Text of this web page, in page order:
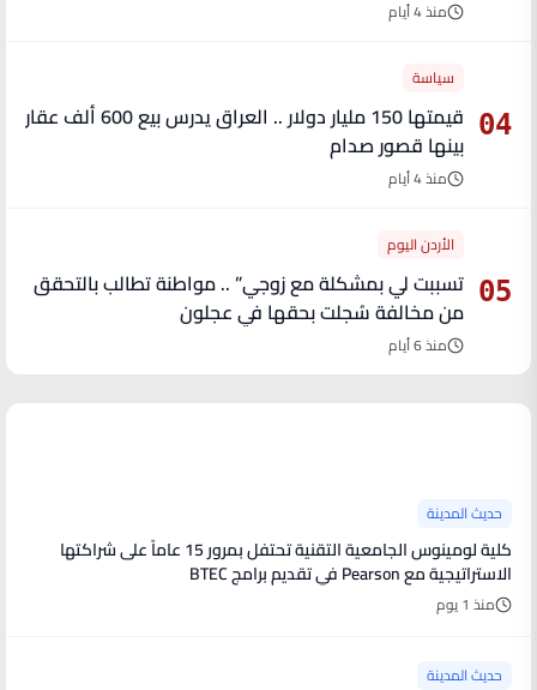
منذ 4 أيام
04
سياسة
قيمتها 150 مليار دولار .. العراق يدرس بيع 600 ألف عقار
بينها قصور صدام
منذ 4 أيام
05
الأردن اليوم
تسببت لي بمشكلة مع زوجي” .. مواطنة تطالب بالتحقق
من مخالفة سُجلت بحقها في عجلون
منذ 6 أيام
حديث المدينة
كلية لومينوس الجامعية التقنية تحتفل بمرور 15 عاماً على شراكتها
الاستراتيجية مع Pearson في تقديم برامج BTEC
منذ 1 يوم
حديث المدينة